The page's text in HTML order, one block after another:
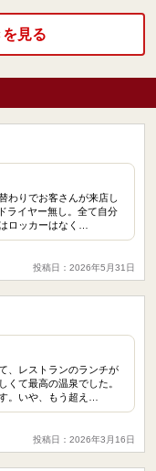
見る
わりでお客さんが来店し
ライヤー無し。全て自分
ロッカーはなく…
投稿日：2026年5月31日
、レストランのランチが
くて最高の温泉でした。
。いや、もう超え…
投稿日：2026年3月16日